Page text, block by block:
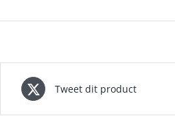
Tweet dit product